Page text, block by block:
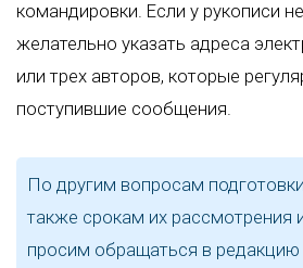
командировки. Если у рукописи
желательно указать адреса
или трех авторов, которые
поступившие сообщения.
По другим вопросам
также срокам их рассмотрения
просим обращаться в редакцию